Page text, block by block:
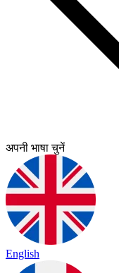
अपनी भाषा चुनें
English